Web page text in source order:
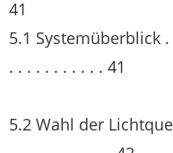
41
5.1 Systemüberblick
. . . . . . . . . . . 41
5.2 Wahl der